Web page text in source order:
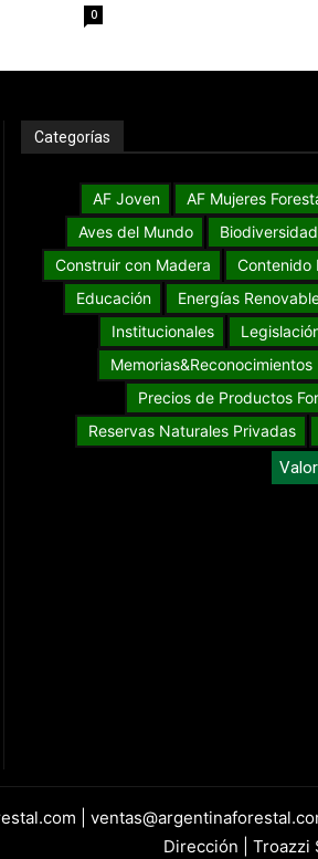
0
Categorías
AF Joven AF Mujeres
Aves del Mundo
Biodiversidad
Construir con Madera
Contenido
Educación
Energías
Institucionales
Memorias&Reconocimientos
Precios de Productos
Reservas Naturales Privadas
|
Dirección | Troazzi